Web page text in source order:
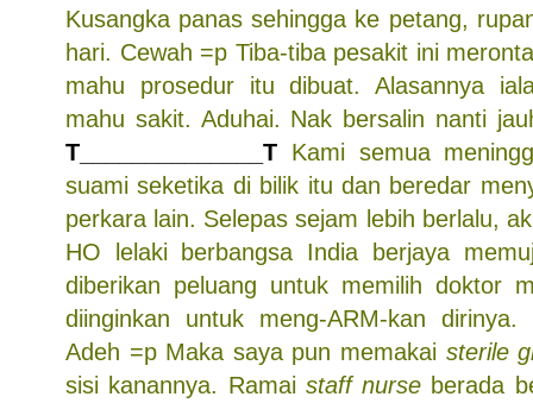
Kusangka panas sehingga ke petang,
hari. Cewah =p Tiba-tiba pesakit ini
mahu prosedur itu dibuat. Alasannya
mahu sakit. Aduhai. Nak bersalin nanti
T______________T Kami semua
suami seketika di bilik itu dan beredar
perkara lain. Selepas sejam lebih berlalu,
HO lelaki berbangsa India berjaya
diberikan peluang untuk memilih doktor
diinginkan untuk meng-ARM-kan
Adeh =p Maka saya pun memakai sterile
sisi kanannya. Ramai staff nurse berada